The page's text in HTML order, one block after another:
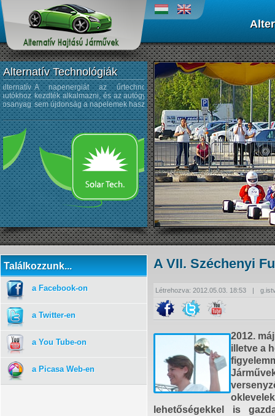
Alternatív Technológiák
A napenergiát az űrtechnológiában
kezdték alkalmazni, és az autógyártásban
sem újdonság a napelemek használata...
Működési elvük, hogy sűrített
hordoznak egy, vagy több
amivel munkahengerekben
vagy légmotort hajtanak meg...
Találkozzunk...
a Facebook-on
a Twitter-en
a You Tube-on
a Picasa Web-en
A VII. Széchenyi
Létrehozva: 2012.05.03. 18:53 |
2012.
illetve a
lehetőségekkel is